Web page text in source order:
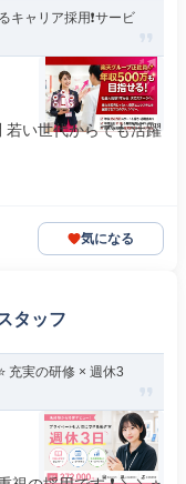
キャリア採用❗️サービ
若い世代からでも活躍
気になる
タッフ
充実の研修 × 週休3